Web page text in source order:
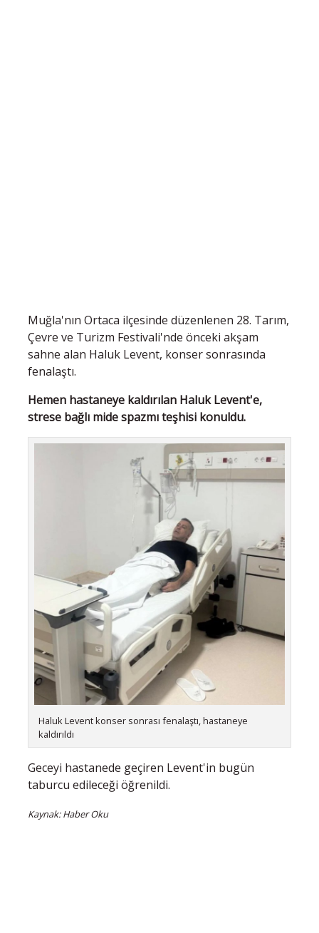
Muğla'nın Ortaca ilçesinde düzenlenen 28. Tarım,
Çevre ve Turizm Festivali'nde önceki akşam
sahne alan Haluk Levent, konser sonrasında
fenalaştı.
Hemen hastaneye kaldırılan Haluk Levent'e,
strese bağlı mide spazmı teşhisi konuldu.
Haluk Levent konser sonrası fenalaştı, hastaneye
kaldırıldı
Geceyi hastanede geçiren Levent'in bugün
taburcu edileceği öğrenildi.
Kaynak: Haber Oku